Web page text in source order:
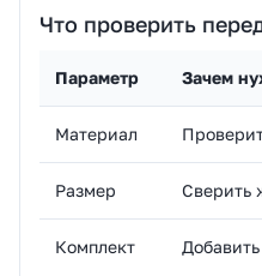
Что проверить
Параметр Зачем
Материал
Размер Сверить
Комплект